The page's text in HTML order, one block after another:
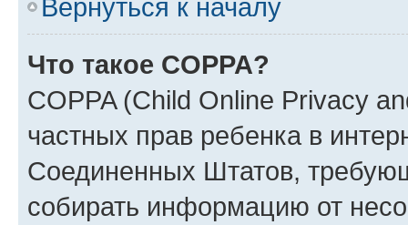
Вернуться к началу
Что такое COPPA?
COPPA (Child Online Privacy
частных прав ребенка в
Соединенных Штатов,
собирать информацию от